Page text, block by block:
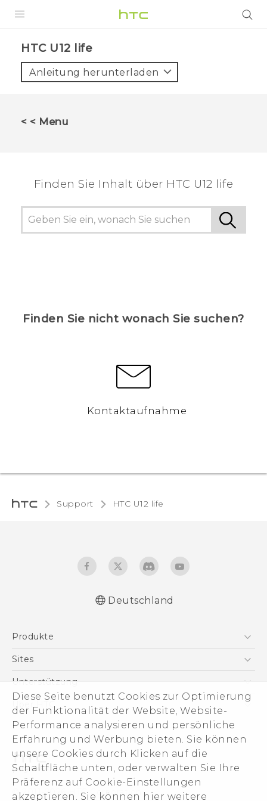
Diese Seite benutzt Cookies zur Optimierung
der Funktionalität der Website, Website-
Performance analysieren und persönliche
Erfahrung und Werbung bieten. Sie können
unsere Cookies durch Klicken auf die
Schaltfläche unten, oder verwalten Sie Ihre
Präferenz auf Cookie-Einstellungen
akzeptieren. Sie können hier weitere
VIVE
UNTERSTÜTZUNG
HTC-Geräte und Zubehör
Anmelden
HTC U12 life‎
Anleitung herunterladen
< < Menu
Finden Sie Inhalt über‎ HTC U12 life
Finden Sie nicht wonach Sie suchen?
Kontaktaufnahme
Support HTC U12 life‎
behördliche Bestimmungen
English - Quick start guide
English - User manual
English - Safety and regulatory guide
Deutschland
Produkte
Smartphones
VIVE
Zubehör
Sites
HTC Dev
HTC Vive
Unterstützung
Unterstützung
eCommerce Support
Über HTC
ESG
Impressum
Investor
Cookie Preferences
Offene Stellen
© 2011-2026 HTC Corporation